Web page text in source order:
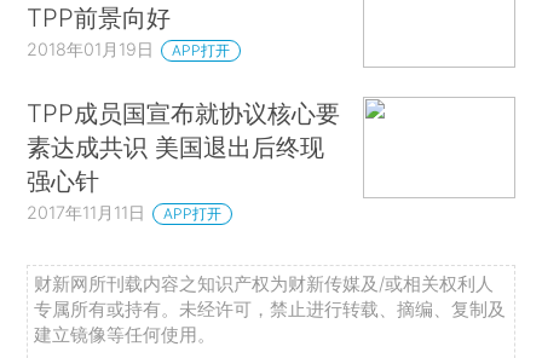
TPP前景向好
2018年01月19日 APP打开
TPP成员国宣布就协议核心要
素达成共识 美国退出后终现
强心针
2017年11月11日 APP打开
财新网所刊载内容之知识产权为财新传媒及/或相关权利人
专属所有或持有。未经许可，禁止进行转载、摘编、复制及
建立镜像等任何使用。